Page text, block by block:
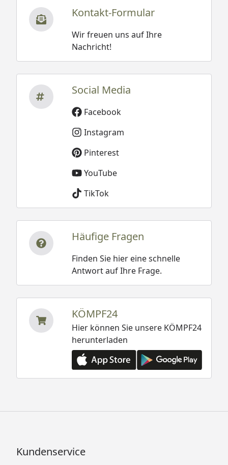
Kontakt-Formular
Wir freuen uns auf Ihre
Nachricht!
Social Media
Facebook
Instagram
Pinterest
YouTube
TikTok
Häufige Fragen
Finden Sie hier eine schnelle
Antwort auf Ihre Frage.
KÖMPF24
Hier können Sie unsere KÖMPF24
herunterladen
Kundenservice